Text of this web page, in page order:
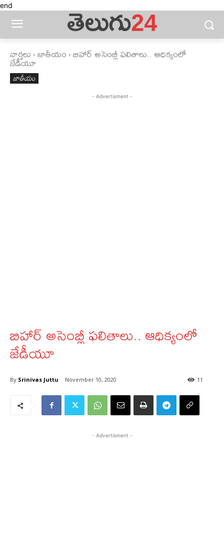
end
వార్తలు జాతీయం బిహార్‌ అసెంబ్లీ ఫలితాలు.. ఆధిక్యంలో
జేడీయూ
జాతీయం
- Advertisment -
బిహార్‌ అసెంబ్లీ ఫలితాలు.. ఆధిక్యంలో
జేడీయూ
By Srinivas Juttu November 10, 2020 11
- Advertisment -